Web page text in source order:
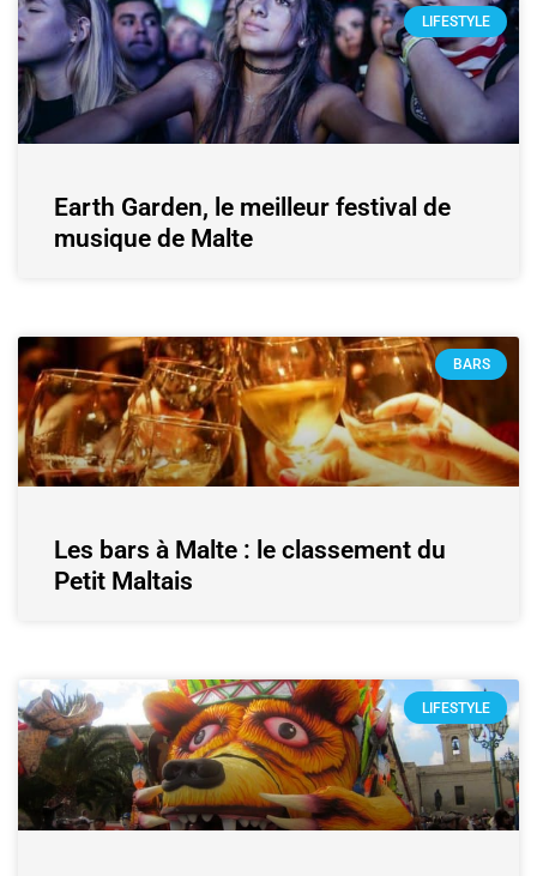
LIFESTYLE
Earth Garden, le meilleur festival de
musique de Malte
BARS
Les bars à Malte : le classement du
Petit Maltais
LIFESTYLE